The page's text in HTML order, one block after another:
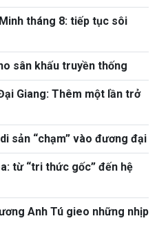
tháng 8: tiếp tục sôi
sân khấu truyền thống
Giang: Thêm một lần trở
sản “chạm” vào đương đại
từ “tri thức gốc” đến hệ
Anh Tú gieo những nhịp